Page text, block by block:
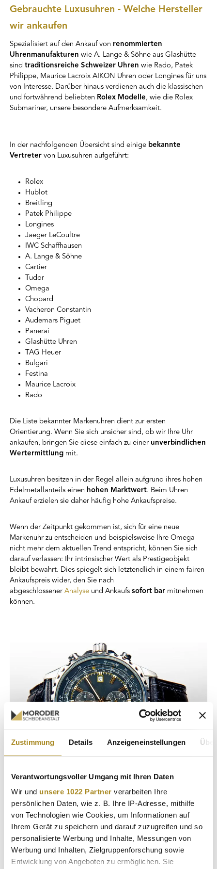
Zustimmung Details Anzeigeneinstellungen
Verantwortungsvoller Umgang mit Ihren Daten
Wir und unsere 1022 Partner verarbeiten Ihre
persönlichen Daten, wie z. B. Ihre IP-Adresse, mithilfe
von Technologien wie Cookies, um Informationen auf
Ihrem Gerät zu speichern und darauf zuzugreifen und so
personalisierte Werbung und Inhalte, Messungen von
Werbung und Inhalten, Zielgruppenforschung sowie
Entwicklung von Angeboten zu ermöglichen. Sie
Gebrauchte Luxusuhren - Welche Hersteller
wir ankaufen
Spezialisiert auf den Ankauf von renommierten
Uhrenmanufakturen wie A. Lange & Söhne aus Glashütte
sind traditionsreiche Schweizer Uhren wie Rado, Patek
Philippe, Maurice Lacroix AIKON Uhren oder Longines für uns
von Interesse. Darüber hinaus verdienen auch die klassischen
und fortwährend beliebten Rolex Modelle, wie die Rolex
Submariner, unsere besondere Aufmerksamkeit.
In der nachfolgenden Übersicht sind einige bekannte
Vertreter von Luxusuhren aufgeführt:
Rolex
Hublot
Breitling
Patek Philippe
Longines
Jaeger LeCoultre
IWC Schaffhausen
A. Lange & Söhne
Cartier
Tudor
Omega
Chopard
Vacheron Constantin
Audemars Piguet
Panerai
Glashütte Uhren
TAG Heuer
Bulgari
Festina
Maurice Lacroix
Rado
Die Liste bekannter Markenuhren dient zur ersten
Orientierung. Wenn Sie sich unsicher sind, ob wir Ihre Uhr
ankaufen, bringen Sie diese einfach zu einer unverbindlichen
Wertermittlung mit.
Luxusuhren besitzen in der Regel allein aufgrund ihres hohen
Edelmetallanteils einen hohen Marktwert. Beim Uhren
Ankauf erzielen sie daher häufig hohe Ankaufspreise.
Wenn der Zeitpunkt gekommen ist, sich für eine neue
Markenuhr zu entscheiden und beispielsweise Ihre Omega
nicht mehr dem aktuellen Trend entspricht, können Sie sich
darauf verlassen: Ihr intrinsischer Wert als Prestigeobjekt
bleibt bewahrt. Dies spiegelt sich letztendlich in einem fairen
Ankaufspreis wider, den Sie nach
abgeschlossener Analyse und Ankaufs sofort bar mitnehmen
können.